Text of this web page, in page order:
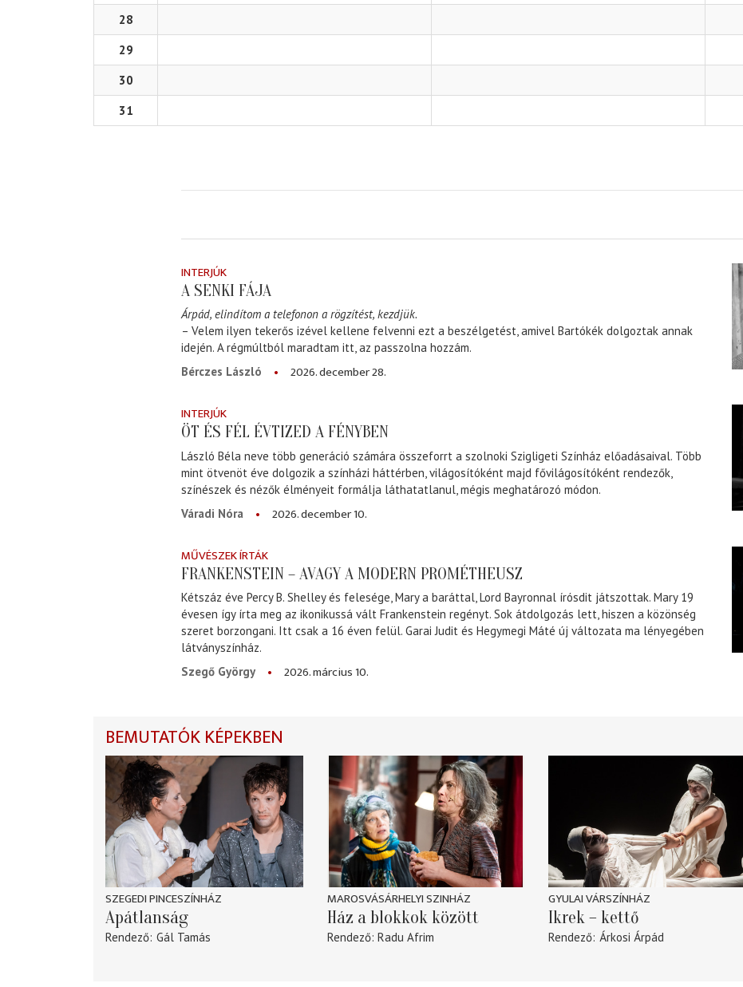
28
29
30
31
INTERJÚK
A SENKI FÁJA
Árpád, elindítom a telefonon a rögzítést, kezdjük.
– Velem ilyen tekerős izével kellene felvenni ezt a beszélgetést, amivel Bartókék dolgoztak annak
idején. A régmúltból maradtam itt, az passzolna hozzám.
Bérczes László
2026. december 28.
INTERJÚK
ÖT ÉS FÉL ÉVTIZED A FÉNYBEN
László Béla neve több generáció számára összeforrt a szolnoki Szigligeti Színház előadásaival. Több
mint ötvenöt éve dolgozik a színházi háttérben, világosítóként majd fővilágosítóként rendezők,
színészek és nézők élményeit formálja láthatatlanul, mégis meghatározó módon.
Váradi Nóra
2026. december 10.
MŰVÉSZEK ÍRTÁK
FRANKENSTEIN – AVAGY A MODERN PROMÉTHEUSZ
Kétszáz éve Percy B. Shelley és felesége, Mary a baráttal, Lord Bayronnal írósdit játszottak. Mary 19
évesen így írta meg az ikonikussá vált Frankenstein regényt. Sok átdolgozás lett, hiszen a közönség
szeret borzongani. Itt csak a 16 éven felül. Garai Judit és Hegymegi Máté új változata ma lényegében
látványszínház.
Szegő György
2026. március 10.
BEMUTATÓK KÉPEKBEN
SZEGEDI PINCESZÍNHÁZ
Apátlanság
Rendező Gál Tamás
MAROSVÁSÁRHELYI SZINHÁZ
Ház a blokkok között
Rendező Radu Afrim
GYULAI VÁRSZÍNHÁZ
Ikrek – kettő
Rendező Árkosi Árpád